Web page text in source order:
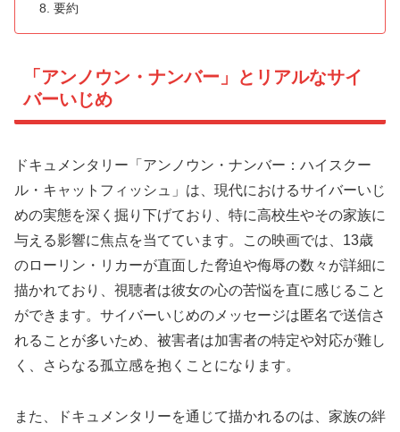
要約
「アンノウン・ナンバー」とリアルなサイ
バーいじめ
ドキュメンタリー「アンノウン・ナンバー：ハイスクー
ル・キャットフィッシュ」は、現代におけるサイバーいじ
めの実態を深く掘り下げており、特に高校生やその家族に
与える影響に焦点を当てています。この映画では、13歳
のローリン・リカーが直面した脅迫や侮辱の数々が詳細に
描かれており、視聴者は彼女の心の苦悩を直に感じること
ができます。サイバーいじめのメッセージは匿名で送信さ
れることが多いため、被害者は加害者の特定や対応が難し
く、さらなる孤立感を抱くことになります。
また、ドキュメンタリーを通じて描かれるのは、家族の絆